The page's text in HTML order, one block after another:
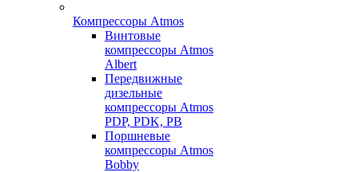
Компрессоры Atmos
Винтовые
компрессоры Atmos
Albert
Передвижные
дизельные
компрессоры Atmos
PDP, PDK, PB
Поршневые
компрессоры Atmos
Bobby